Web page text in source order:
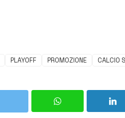
PLAYOFF PROMOZIONE CALCIO